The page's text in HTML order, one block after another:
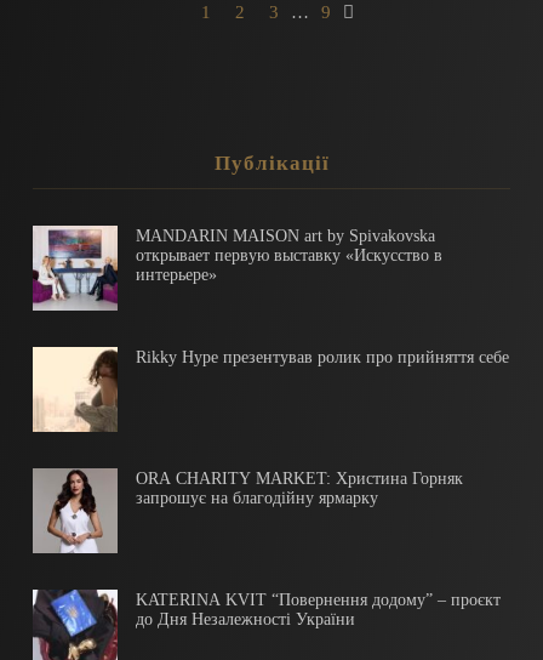
1 2 3 … 9
Публікації
MANDARIN MAISON art by Spivakovska
открывает первую выставку «Искусство в
интерьере»
Rikky Hype презентував ролик про прийняття себе
ORA CHARITY MARKET: Христина Горняк
запрошує на благодійну ярмарку
KATERINA KVIT “Повернення додому” – проєкт
до Дня Незалежності України